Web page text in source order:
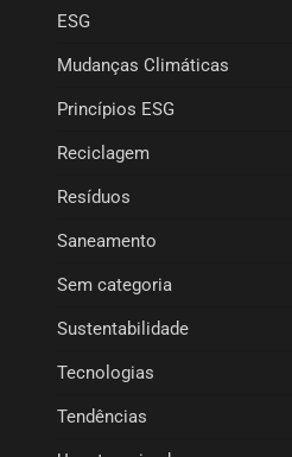
ESG
Mudanças Climáticas
Princípios ESG
Reciclagem
Resíduos
Saneamento
Sem categoria
Sustentabilidade
Tecnologias
Tendências